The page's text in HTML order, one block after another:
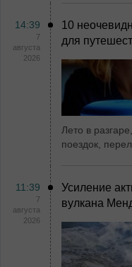
14:39
7
августа
2026
10
для
Лето в
поездок,
11:39
7
августа
2026
Усиление
вулкана